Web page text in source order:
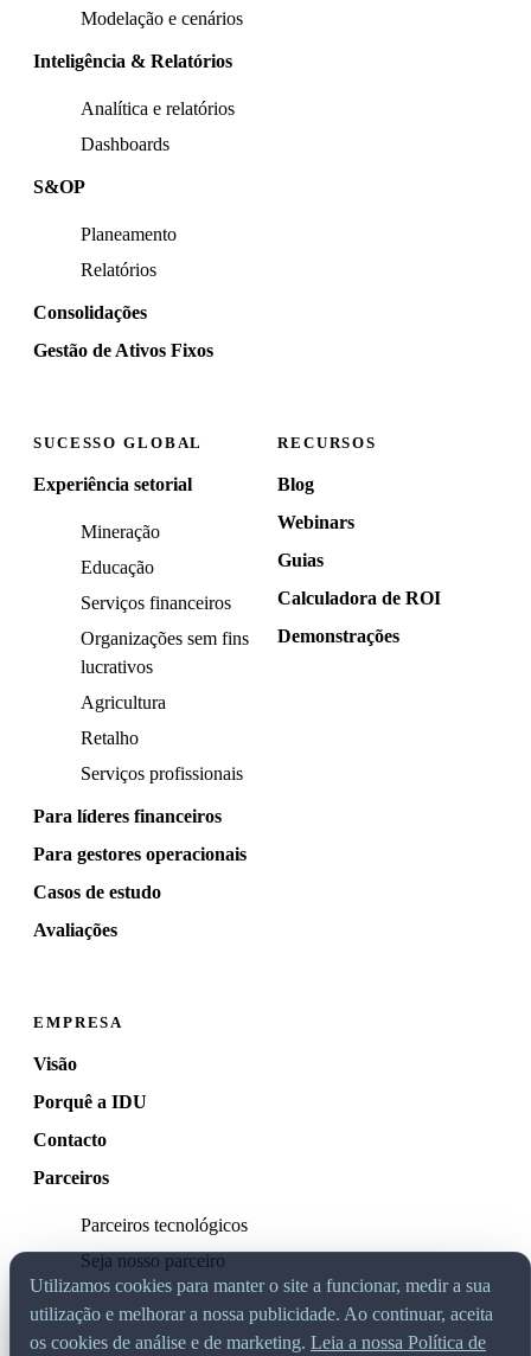
Modelação e cenários
Inteligência & Relatórios
Analítica e relatórios
Dashboards
S&OP
Planeamento
Relatórios
Consolidações
Gestão de Ativos Fixos
SUCESSO GLOBAL
Experiência setorial
Mineração
Educação
Serviços financeiros
Organizações sem fins
lucrativos
Agricultura
Retalho
Serviços profissionais
Para líderes financeiros
Para gestores operacionais
Casos de estudo
Avaliações
RECURSOS
Blog
Webinars
Guias
Calculadora de ROI
Demonstrações
EMPRESA
Visão
Porquê a IDU
Contacto
Parceiros
Parceiros tecnológicos
Seja nosso parceiro
Utilizamos cookies para manter o site a funcionar, medir a sua
utilização e melhorar a nossa publicidade. Ao continuar, aceita
os cookies de análise e de marketing. Leia a nossa Política de